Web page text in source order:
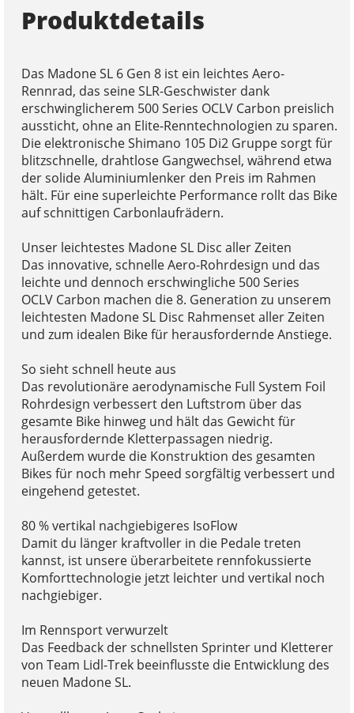
Produktdetails
Das Madone SL 6 Gen 8 ist ein leichtes Aero-
Rennrad, das seine SLR-Geschwister dank
erschwinglicherem 500 Series OCLV Carbon preislich
aussticht, ohne an Elite-Renntechnologien zu sparen.
Die elektronische Shimano 105 Di2 Gruppe sorgt für
blitzschnelle, drahtlose Gangwechsel, während etwa
der solide Aluminiumlenker den Preis im Rahmen
hält. Für eine superleichte Performance rollt das Bike
auf schnittigen Carbonlaufrädern.
Unser leichtestes Madone SL Disc aller Zeiten
Das innovative, schnelle Aero-Rohrdesign und das
leichte und dennoch erschwingliche 500 Series
OCLV Carbon machen die 8. Generation zu unserem
leichtesten Madone SL Disc Rahmenset aller Zeiten
und zum idealen Bike für herausfordernde Anstiege.
So sieht schnell heute aus
Das revolutionäre aerodynamische Full System Foil
Rohrdesign verbessert den Luftstrom über das
gesamte Bike hinweg und hält das Gewicht für
herausfordernde Kletterpassagen niedrig.
Außerdem wurde die Konstruktion des gesamten
Bikes für noch mehr Speed sorgfältig verbessert und
eingehend getestet.
80 % vertikal nachgiebigeres IsoFlow
Damit du länger kraftvoller in die Pedale treten
kannst, ist unsere überarbeitete rennfokussierte
Komforttechnologie jetzt leichter und vertikal noch
nachgiebiger.
Im Rennsport verwurzelt
Das Feedback der schnellsten Sprinter und Kletterer
von Team Lidl-Trek beeinflusste die Entwicklung des
neuen Madone SL.